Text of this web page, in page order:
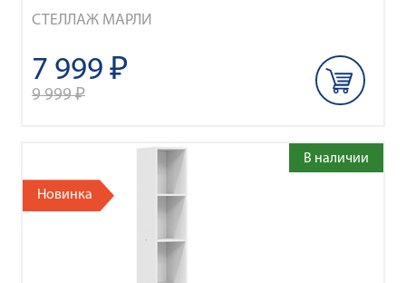
СТЕЛЛАЖ МАРЛИ
7 999 ₽
9 999 ₽
Новинка
В наличии